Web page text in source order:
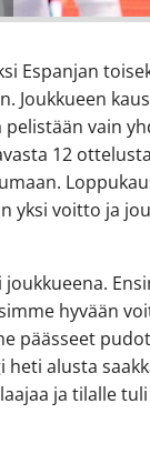
Espanjan
Joukkueen
vain
12
yksi voitto ja
joukkueena.
hyvään
päässeet
alusta
ja tilalle